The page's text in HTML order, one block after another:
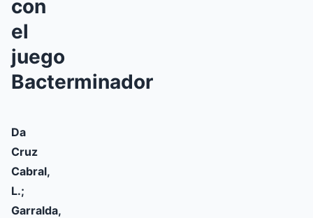
con
el
juego
Bacterminador
Da
Cruz
Cabral,
L.;
Garralda,